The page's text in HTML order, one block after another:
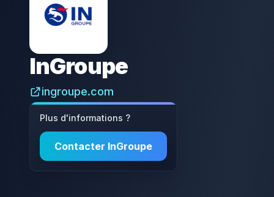
InGroupe
ingroupe.com
Plus d'informations ?
Contacter InGroupe